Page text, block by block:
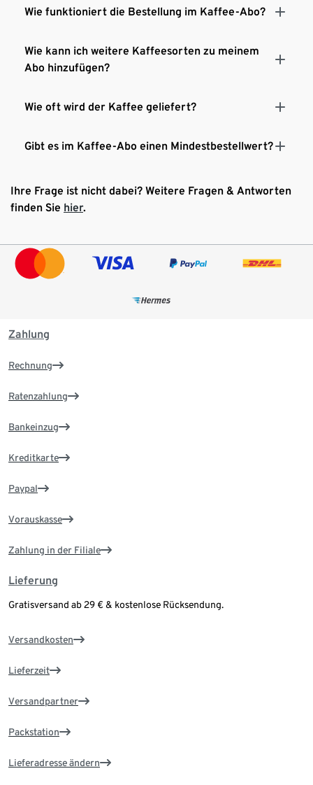
Wie funktioniert die Bestellung im Kaffee-Abo?
Wie kann ich weitere Kaffeesorten zu meinem
Abo hinzufügen?
Wie oft wird der Kaffee geliefert?
Gibt es im Kaffee-Abo einen Mindestbestellwert?
Ihre Frage ist nicht dabei? Weitere Fragen & Antworten
finden Sie hier.
Zahlung
Rechnung
Ratenzahlung
Bankeinzug
Kreditkarte
Paypal
Vorauskasse
Zahlung in der Filiale
Lieferung
Gratisversand ab 29 € & kostenlose Rücksendung.
Versandkosten
Lieferzeit
Versandpartner
Packstation
Lieferadresse ändern